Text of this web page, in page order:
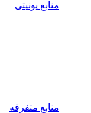
منابع یونیتی
منابع متفرقه